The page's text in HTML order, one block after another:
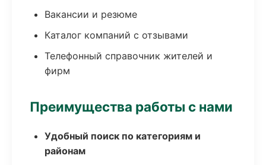
Вакансии и резюме
Каталог компаний с отзывами
Телефонный справочник жителей и
фирм
Преимущества работы с нами
Удобный поиск по категориям и
районам